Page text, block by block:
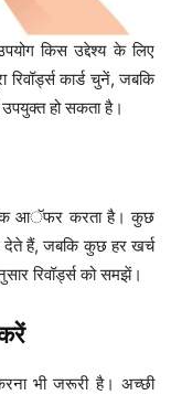
किस उद्देश्य के लिए
कार्ड चुनें, जबकि
उपयुक्त हो सकता है।
आॅफर करता है। कुछ
देते हैं, जबकि कुछ हर खर्च
रिवॉर्ड्स को समझें।
भी जरूरी है। अच्छी